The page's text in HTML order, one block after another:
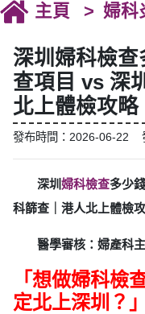
主頁 婦科
深圳婦科檢
查項目 vs 深
北上體檢攻略
發布時間：2026-06-22
深圳 婦科檢查多少
科篩查｜港人北上體檢
醫學審核：婦產科
「想做婦科檢
定北上深圳？」